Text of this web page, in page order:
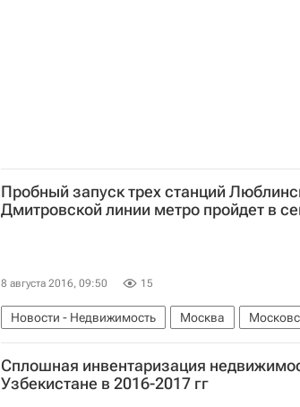
Пробный запуск трех станций
Дмитровской линии метро пройдет в
8 августа 2016, 09:50 15
Новости - Недвижимость Москва
Строительство Люблинско-Дмитровской линии
Сплошная инвентаризация
Узбекистане в 2016-2017 гг